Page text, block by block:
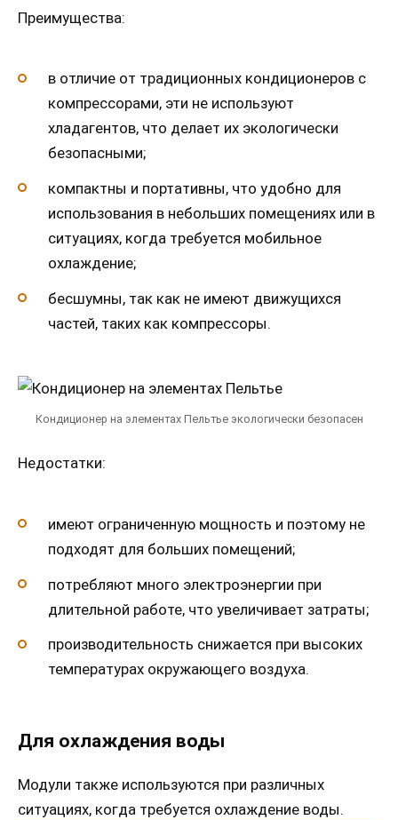
Преимущества:
в отличие от традиционных кондиционеров с
компрессорами, эти не используют
хладагентов, что делает их экологически
безопасными;
компактны и портативны, что удобно для
использования в небольших помещениях или в
ситуациях, когда требуется мобильное
охлаждение;
бесшумны, так как не имеют движущихся
частей, таких как компрессоры.
Кондиционер на элементах Пельтье экологически безопасен
Недостатки:
имеют ограниченную мощность и поэтому не
подходят для больших помещений;
потребляют много электроэнергии при
длительной работе, что увеличивает затраты;
производительность снижается при высоких
температурах окружающего воздуха.
Для охлаждения воды
Модули также используются при различных
ситуациях, когда требуется охлаждение воды.